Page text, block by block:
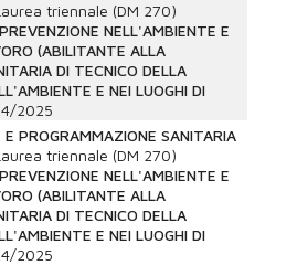
triennale (DM 270)
NELL'AMBIENTE E
(ABILITANTE ALLA
DI TECNICO DELLA
E NEI LUOGHI DI
2025
PROGRAMMAZIONE SANITARIA
triennale (DM 270)
NELL'AMBIENTE E
(ABILITANTE ALLA
DI TECNICO DELLA
E NEI LUOGHI DI
2025